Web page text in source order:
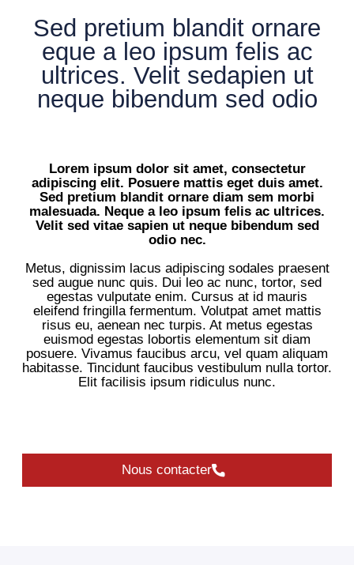
Sed pretium blandit ornare
eque a leo ipsum felis ac
ultrices. Velit sedapien ut
neque bibendum sed odio
Lorem ipsum dolor sit amet, consectetur
adipiscing elit. Posuere mattis eget duis amet.
Sed pretium blandit ornare diam sem morbi
malesuada. Neque a leo ipsum felis ac ultrices.
Velit sed vitae sapien ut neque bibendum sed
odio nec.
Metus, dignissim lacus adipiscing sodales praesent
sed augue nunc quis. Dui leo ac nunc, tortor, sed
egestas vulputate enim. Cursus at id mauris
eleifend fringilla fermentum. Volutpat amet mattis
risus eu, aenean nec turpis. At metus egestas
euismod egestas lobortis elementum sit diam
posuere. Vivamus faucibus arcu, vel quam aliquam
habitasse. Tincidunt faucibus vestibulum nulla tortor.
Elit facilisis ipsum ridiculus nunc.
Nous contacter